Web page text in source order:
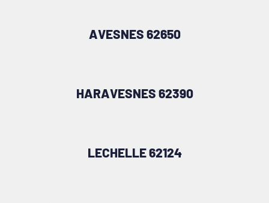
AVESNES 62650
HARAVESNES 62390
LECHELLE 62124